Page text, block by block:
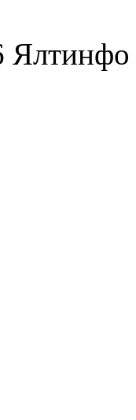
Ялтинфо